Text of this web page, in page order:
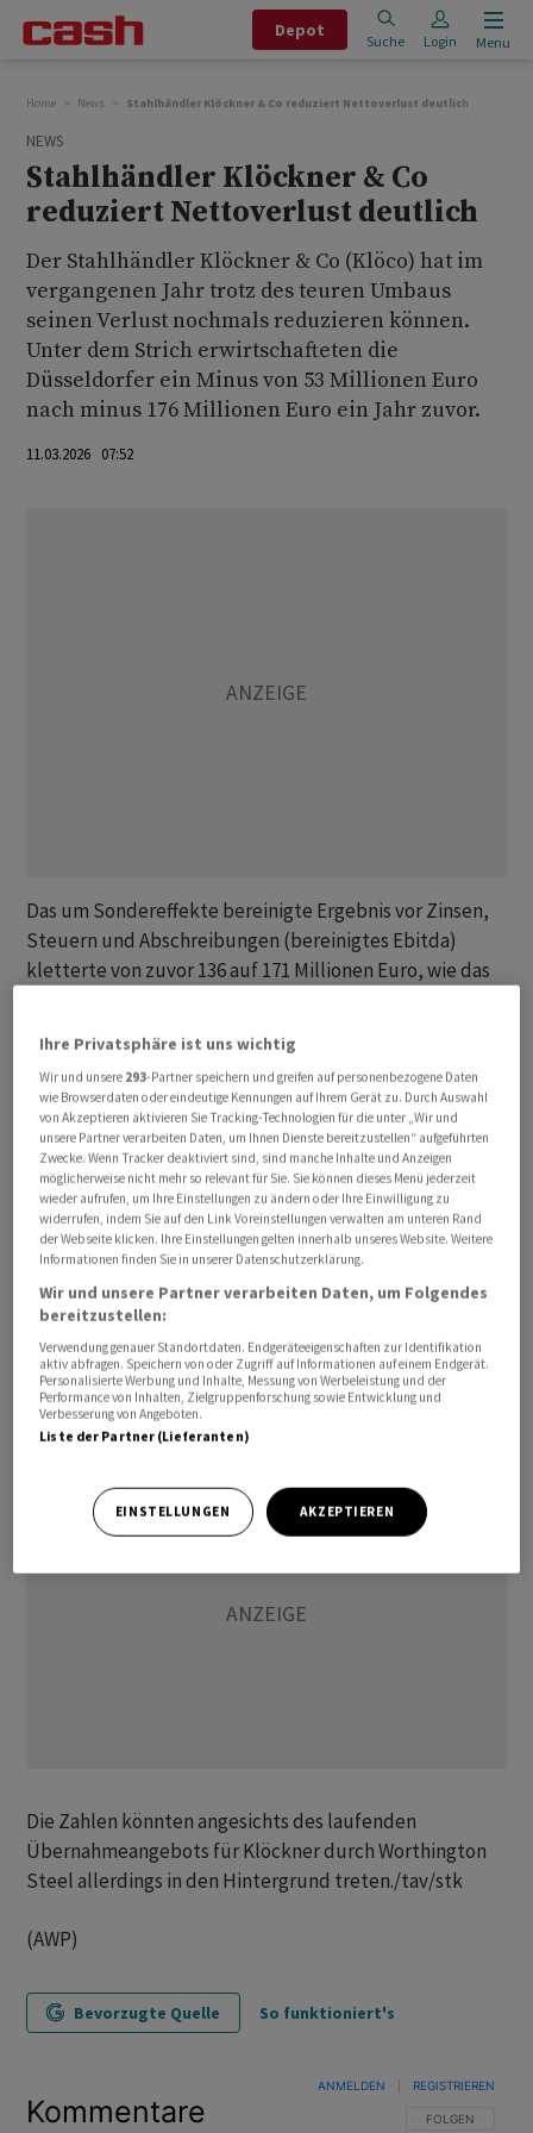
Depot
Suche Login Menu
Home News Stahlhändler Klöckner & Co reduziert Nettoverlust deutlich
NEWS
Stahlhändler Klöckner & Co
reduziert Nettoverlust deutlich
Der Stahlhändler Klöckner & Co (Klöco) hat im
vergangenen Jahr trotz des teuren Umbaus
seinen Verlust nochmals reduzieren können.
Unter dem Strich erwirtschafteten die
Düsseldorfer ein Minus von 53 Millionen Euro
nach minus 176 Millionen Euro ein Jahr zuvor.
11.03.2026 07:52
Das um Sondereffekte bereinigte Ergebnis vor Zinsen,
Steuern und Abschreibungen (bereinigtes Ebitda)
kletterte von zuvor 136 auf 171 Millionen Euro, wie das
Konzernprognose heraus. Während Klöco dank eines
steigenden Marktanteils in den USA zwar etwas mehr
absetzte, ging der Umsatz zugleich wegen gesunkener
Preise und belastet durch Währungseffekte um 3
Prozent auf 6,4 Milliarden Euro zurück.
Für 2026 stellt das Unternehmen trotz der zum
Jahresende 2025 abgeschlossenen Veräusserung von
acht US-Distributionsstandorten eine zum
Vorjahresniveau konstante Absatzentwicklung in
Aussicht. Zudem wird ein deutlicher Anstieg beim
operativen Ergebnis (bereinigtes Ebitda) und beim
Cashflow aus betrieblicher Tätigkeit erwartet.
Die Zahlen könnten angesichts des laufenden
Übernahmeangebots für Klöckner durch Worthington
Steel allerdings in den Hintergrund treten./tav/stk
(AWP)
Bevorzugte Quelle So funktioniert's
Kommentare FOLGE DIESER
FOLGEN
ANMELDEN REGISTRIEREN
Ihre Privatsphäre ist uns wichtig
Wir und unsere 293-Partner speichern und greifen auf personenbezogene Daten
wie Browserdaten oder eindeutige Kennungen auf Ihrem Gerät zu. Durch Auswahl
von Akzeptieren aktivieren Sie Tracking-Technologien für die unter „Wir und
unsere Partner verarbeiten Daten, um Ihnen Dienste bereitzustellen“ aufgeführten
Zwecke. Wenn Tracker deaktiviert sind, sind manche Inhalte und Anzeigen
möglicherweise nicht mehr so relevant für Sie. Sie können dieses Menü jederzeit
wieder aufrufen, um Ihre Einstellungen zu ändern oder Ihre Einwilligung zu
widerrufen, indem Sie auf den Link Voreinstellungen verwalten am unteren Rand
der Webseite klicken. Ihre Einstellungen gelten innerhalb unseres Website. Weitere
Informationen finden Sie in unserer Datenschutzerklärung.
Wir und unsere Partner verarbeiten Daten, um Folgendes
bereitzustellen:
Verwendung genauer Standortdaten. Endgeräteeigenschaften zur Identifikation
aktiv abfragen. Speichern von oder Zugriff auf Informationen auf einem Endgerät.
Personalisierte Werbung und Inhalte, Messung von Werbeleistung und der
Performance von Inhalten, Zielgruppenforschung sowie Entwicklung und
Verbesserung von Angeboten.
Liste der Partner (Lieferanten)
EINSTELLUNGEN AKZEPTIEREN